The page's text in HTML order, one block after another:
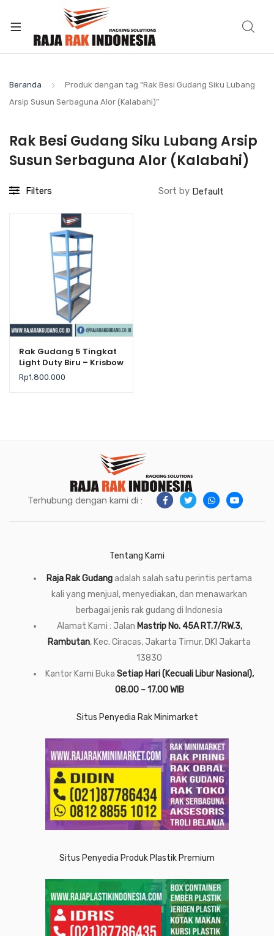
Beranda
Produk dengan tag “Rak Besi Gudang Siku Lubang
Arsip Susun Serbaguna Alor (Kalabahi)”
Rak Besi Gudang Siku Lubang Arsip
Susun Serbaguna Alor (Kalabahi)
Filters Sort by
Rak Gudang 5 Tingkat
Light Duty Biru – Krisbow
Rp1.800.000
Terhubung dengan kami di :
Tentang Kami
Raja Rak Gudangadalah salah satu perintis pertama
kali yang menjual, menyediakan, dan menawarkan
berbagai jenis rak gudang di Indonesia
Alamat Kami : Jalan Mastrip No. 45A RT.7/RW.3,
Rambutan, Kec. Ciracas, Jakarta Timur, DKI Jakarta
13830
Kantor Kami Buka Setiap Hari (Kecuali Libur Nasional),
08.00 – 17.00 WIB
Situs Penyedia Rak Minimarket
Situs Penyedia Produk Plastik Premium